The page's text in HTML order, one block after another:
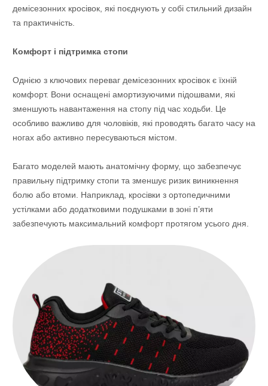
демісезонних кросівок, які поєднують у собі стильний дизайн
та практичність.
Комфорт і підтримка стопи
Однією з ключових переваг демісезонних кросівок є їхній
комфорт. Вони оснащені амортизуючими підошвами, які
зменшують навантаження на стопу під час ходьби. Це
особливо важливо для чоловіків, які проводять багато часу на
ногах або активно пересуваються містом.
Багато моделей мають анатомічну форму, що забезпечує
правильну підтримку стопи та зменшує ризик виникнення
болю або втоми. Наприклад, кросівки з ортопедичними
устілками або додатковими подушками в зоні п’яти
забезпечують максимальний комфорт протягом усього дня.